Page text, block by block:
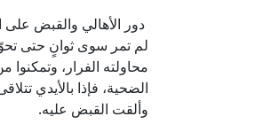
دور الأهالي والقبض على
لم تمر سوى ثوانٍ حتى
محاولته الفرار،
الضحية، فإذا بالأيدي
وألقت القبض عليه.